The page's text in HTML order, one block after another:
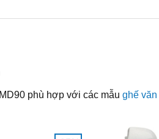
phù hợp với các mẫu ghế